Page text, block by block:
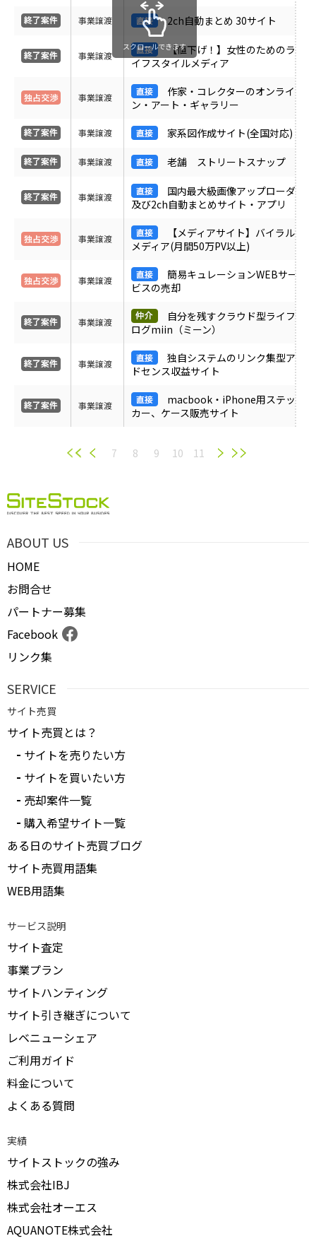
事業譲渡 2ch自動まとめ 30サイト
事業譲渡
【値下げ！】女性のためのラ
イフスタイルメディア
事業譲渡
作家・コレクターのオンライ
ン・アート・ギャラリー
事業譲渡 家系図作成サイト(全国対応)
事業譲渡 老舗 ストリートスナップ
事業譲渡
国内最大級画像アップローダ
及び2ch自動まとめサイト・アプリ
事業譲渡
【メディアサイト】バイラル
メディア(月間50万PV以上)
事業譲渡
簡易キュレーションWEBサー
ビスの売却
事業譲渡
自分を残すクラウド型ライフ
ログmiin（ミーン）
事業譲渡
独自システムのリンク集型ア
ドセンス収益サイト
事業譲渡
macbook・iPhone用ステッ
カー、ケース販売サイト
スクロールできます
7 8 9 10 11
ABOUT US
HOME
お問合せ
パートナー募集
Facebook
リンク集
SERVICE
サイト売買
サイト売買とは？
サイトを売りたい方
サイトを買いたい方
売却案件一覧
購入希望サイト一覧
ある日のサイト売買ブログ
サイト売買用語集
WEB用語集
サービス説明
サイト査定
事業プラン
サイトハンティング
サイト引き継ぎについて
レベニューシェア
ご利用ガイド
料金について
よくある質問
実績
サイトストックの強み
株式会社IBJ
株式会社オーエス
AQUANOTE株式会社